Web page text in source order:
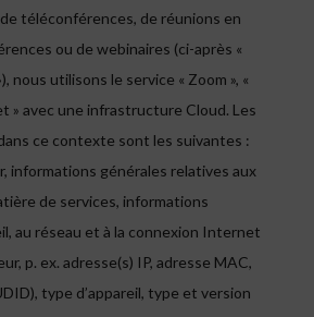
téléconférences, de réunions en
ou de webinaires (ci-après «
nous utilisons le service « Zoom », «
» avec une infrastructure Cloud. Les
ce contexte sont les suivantes :
informations générales relatives aux
de services, informations
au réseau et à la connexion Internet
p. ex. adresse(s) IP, adresse MAC,
type d’appareil, type et version